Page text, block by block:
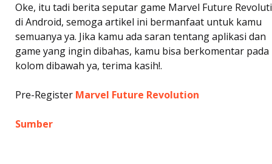
Oke, itu tadi berita seputar game Marvel Future
di Android, semoga artikel ini bermanfaat untuk kamu
semuanya ya. Jika kamu ada saran tentang aplikasi dan
game yang ingin dibahas, kamu bisa berkomentar pada
kolom dibawah ya, terima kasih!.
Pre-Register Marvel Future Revolution
Sumber